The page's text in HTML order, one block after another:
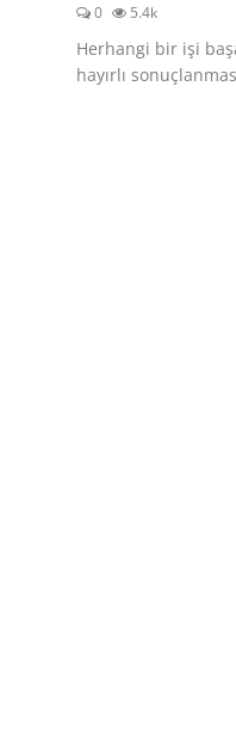
0 5.4k
Herhangi bir işi
hayırlı